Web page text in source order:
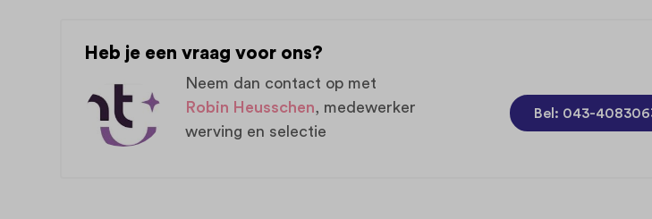
Heb je een vraag voor ons?
Neem dan contact op met
Robin Heusschen, medewerker
werving en selectie
Bel: 043-